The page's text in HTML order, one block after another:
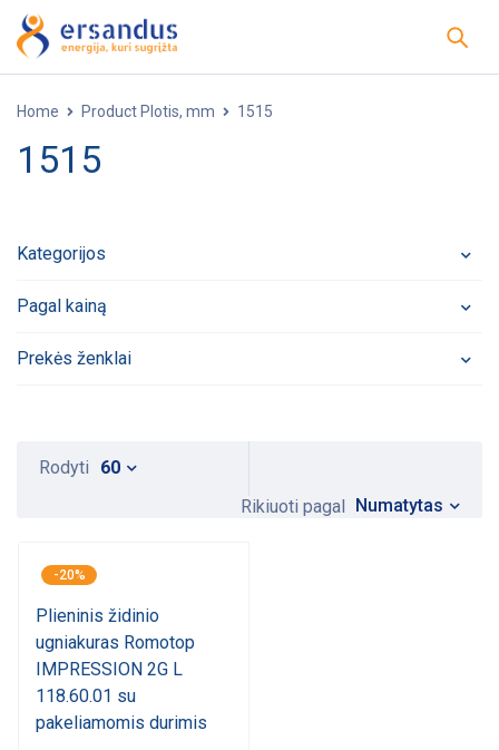
Home Product Plotis, mm 1515
1515
Kategorijos
Pagal kainą
Prekės ženklai
Rikiuoti pagal Numatytas
Rodyti 60
-20%
Plieninis židinio
ugniakuras Romotop
IMPRESSION 2G L
118.60.01 su
pakeliamomis durimis